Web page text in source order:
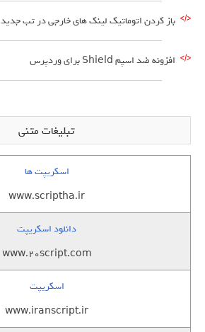
باز کردن اتوماتیک لینک های خارجی در تب جدید
افزونه ضد اسپم Shield برای وردپرس
تبلیغات متنی
اسکریپت ها
www.scriptha.ir
دانلود اسکریپت
www.20script.com
اسکریپت
www.iranscript.ir